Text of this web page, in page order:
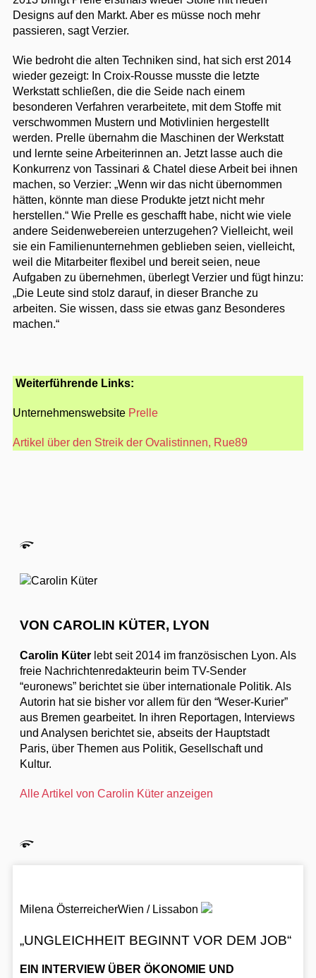
Designs auf den Markt. Aber es müsse noch mehr
passieren, sagt Verzier.
Wie bedroht die alten Techniken sind, hat sich erst 2014
wieder gezeigt: In Croix-Rousse musste die letzte
Werkstatt schließen, die die Seide nach einem
besonderen Verfahren verarbeitete, mit dem Stoffe mit
verschwommen Mustern und Motivlinien hergestellt
werden. Prelle übernahm die Maschinen der Werkstatt
und lernte seine Arbeiterinnen an. Jetzt lasse auch die
Konkurrenz von Tassinari & Chatel diese Arbeit bei ihnen
machen, so Verzier: „Wenn wir das nicht übernommen
hätten, könnte man diese Produkte jetzt nicht mehr
herstellen.“ Wie Prelle es geschafft habe, nicht wie viele
andere Seidenwebereien unterzugehen? Vielleicht, weil
sie ein Familienunternehmen geblieben seien, vielleicht,
weil die Mitarbeiter flexibel und bereit seien, neue
Aufgaben zu übernehmen, überlegt Verzier und fügt hinzu:
„Die Leute sind stolz darauf, in dieser Branche zu
arbeiten. Sie wissen, dass sie etwas ganz Besonderes
machen.“
Weiterführende Links:
Unternehmenswebsite Prelle
Artikel über den Streik der Ovalistinnen, Rue89
VON CAROLIN KÜTER, LYON
Carolin Küter lebt seit 2014 im französischen Lyon. Als
freie Nachrichtenredakteurin beim TV-Sender
“euronews” berichtet sie über internationale Politik. Als
Autorin hat sie bisher vor allem für den “Weser-Kurier”
aus Bremen gearbeitet. In ihren Reportagen, Interviews
und Analysen berichtet sie, abseits der Hauptstadt
Paris, über Themen aus Politik, Gesellschaft und
Kultur.
Alle Artikel von Carolin Küter anzeigen
Milena ÖsterreicherWien / Lissabon
„UNGLEICHHEIT BEGINNT VOR DEM JOB“
EIN INTERVIEW ÜBER ÖKONOMIE UND